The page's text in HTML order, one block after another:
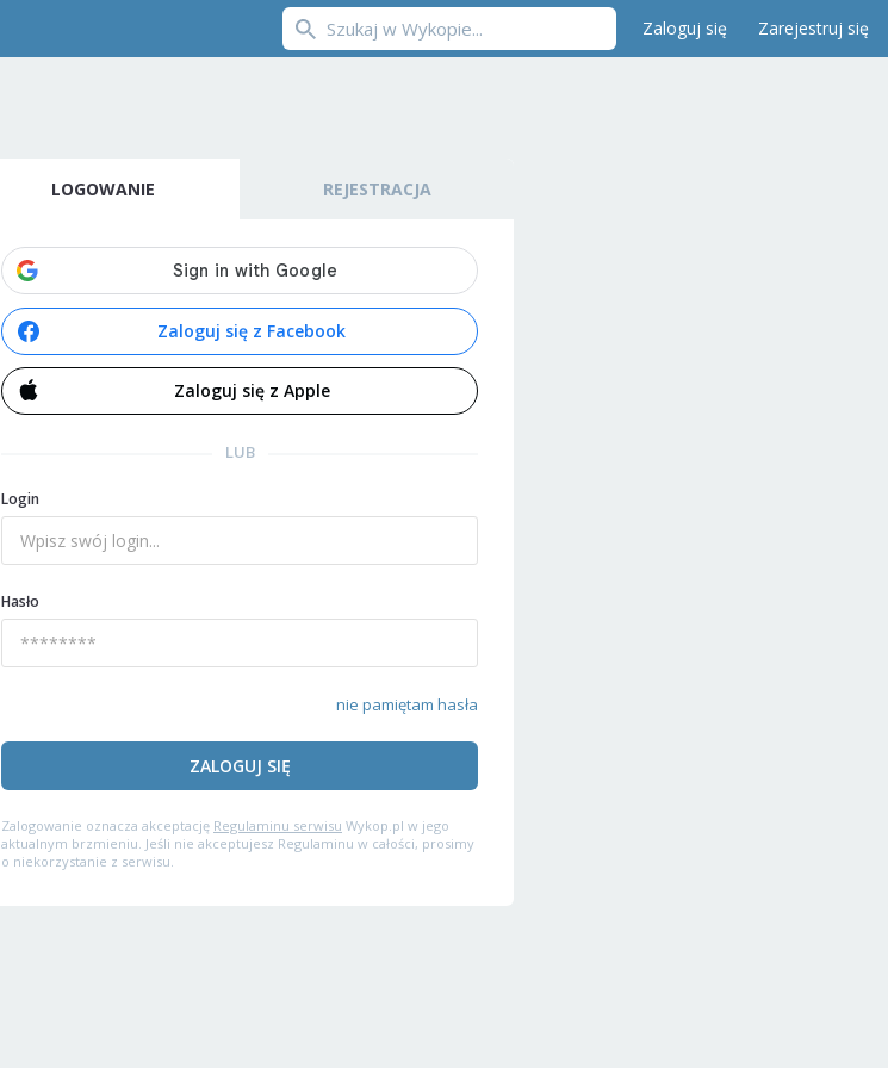
Zaloguj się Zarejestruj się
LOGOWANIE REJESTRACJA
Zaloguj się z Facebook
Zaloguj się z Apple
LUB
Login
Hasło
nie pamiętam hasła
ZALOGUJ SIĘ
Zalogowanie oznacza akceptację Regulaminu serwisu Wykop.pl w jego
aktualnym brzmieniu. Jeśli nie akceptujesz Regulaminu w całości, prosimy
o niekorzystanie z serwisu.